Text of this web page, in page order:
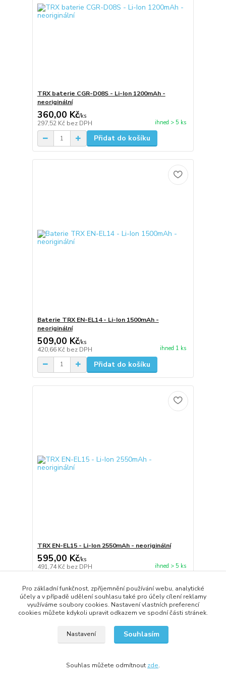
TRX baterie CGR-D08S - Li-Ion 1200mAh -
neoriginální
360,00 Kč/ks
297,52 Kč bez DPH ihned > 5 ks
Přidat do košíku
Baterie TRX EN-EL14 - Li-Ion 1500mAh -
neoriginální
509,00 Kč/ks
420,66 Kč bez DPH ihned 1 ks
Přidat do košíku
TRX EN-EL15 - Li-Ion 2550mAh - neoriginální
595,00 Kč/ks
491,74 Kč bez DPH ihned > 5 ks
Pro základní funkčnost, zpříjemnění používání webu, analytické
účely a v případě udělení souhlasu také pro účely cílení reklamy
využíváme soubory cookies. Nastavení vlastních preferencí
cookies můžete kdykoli upravit odkazem ve spodní části stránek.
Nastavení Souhlasím
Souhlas můžete odmítnout zde.